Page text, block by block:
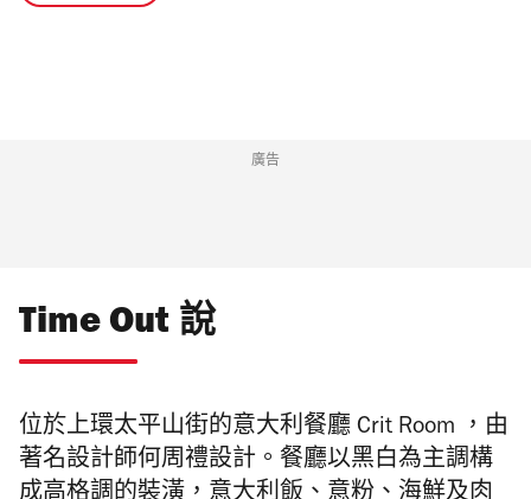
廣告
Time Out 說
位於上環太平山街的意大利餐廳 Crit Room ，由
著名設計師何周禮設計。餐廳以黑白為主調構